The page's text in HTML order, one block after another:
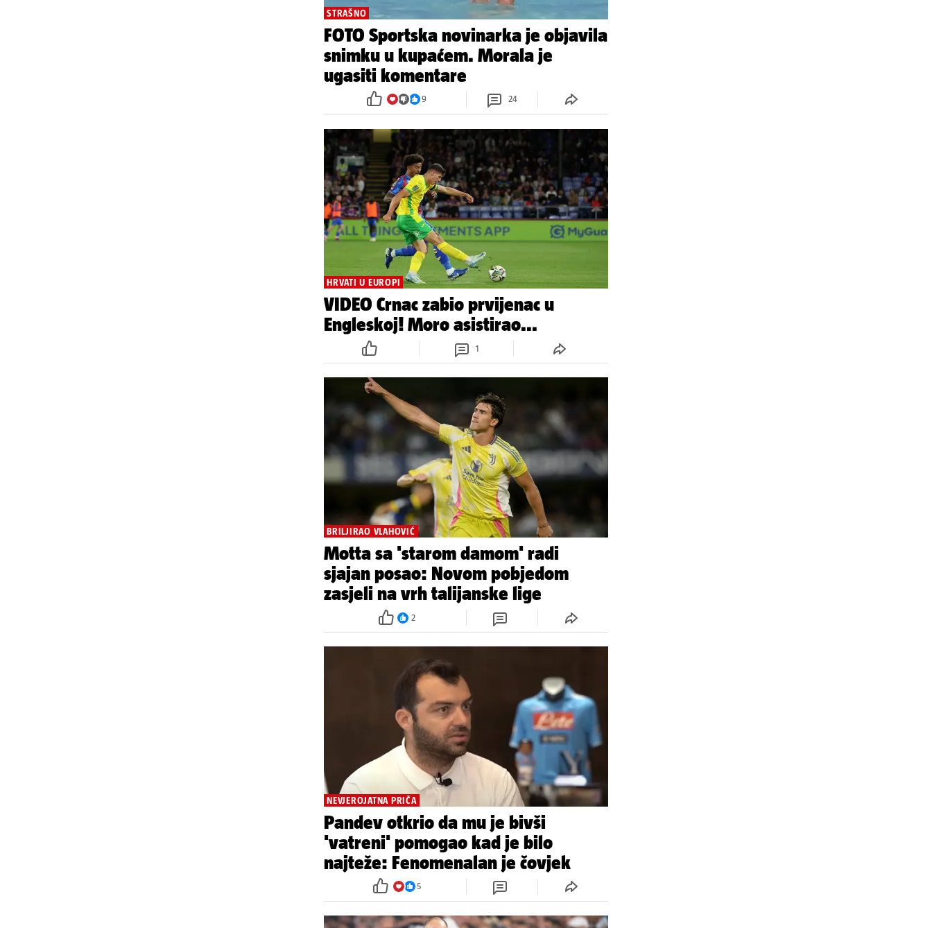
STRAŠNO
FOTO Sportska novinarka je objavila
snimku u kupaćem. Morala je
ugasiti komentare
9 24
HRVATI U EUROPI
VIDEO Crnac zabio prvijenac u
Engleskoj! Moro asistirao...
1
BRILJIRAO VLAHOVIĆ
Motta sa 'starom damom' radi
sjajan posao: Novom pobjedom
zasjeli na vrh talijanske lige
2
NEVJEROJATNA PRIČA
Pandev otkrio da mu je bivši
'vatreni' pomogao kad je bilo
najteže: Fenomenalan je čovjek
5